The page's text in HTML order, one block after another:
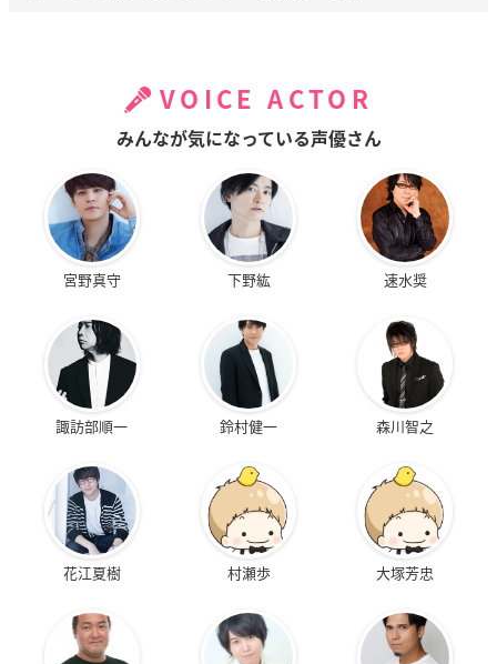
VOICE ACTOR
みんなが気になっている声優さん
宮野真守 下野紘 速水奨
諏訪部順一 鈴村健一 森川智之
花江夏樹 村瀬歩 大塚芳忠